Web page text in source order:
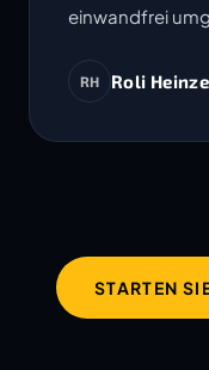
einwandfrei
RH Roli
STARTEN